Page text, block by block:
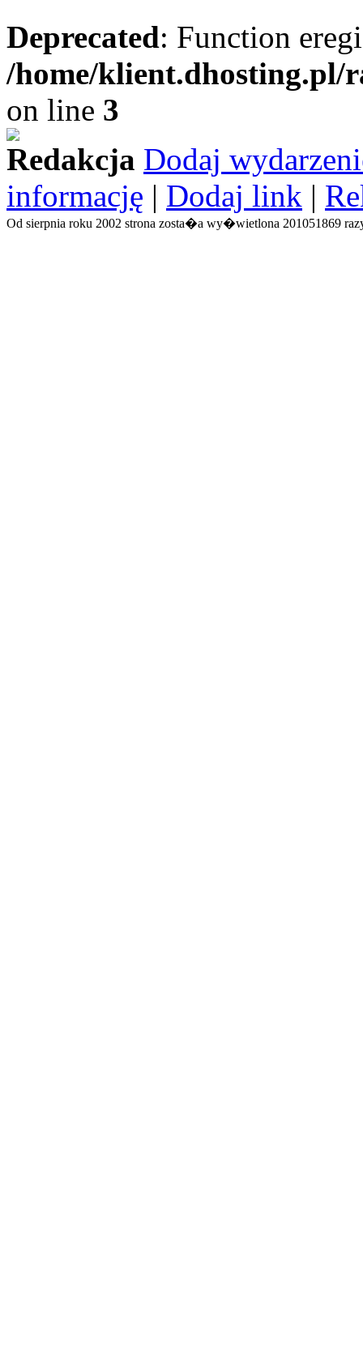
Deprecated: Function
/home/
on line 3
Redakcja Dodaj
informację | Dodaj link |
Od sierpnia roku 2002 strona zosta�a wy�wietlona 201051869